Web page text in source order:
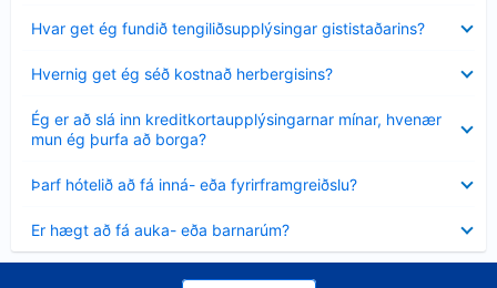
Hvar get ég fundið tengiliðsupplýsingar gististaðarins?
sýnt
Hvernig get ég séð kostnað herbergisins?
sýnt
Ég er að slá inn kreditkortaupplýsingarnar mínar, hvenær
mun ég þurfa að borga?
Minna
sýnt
Þarf hótelið að fá inná- eða fyrirframgreiðslu?
sýnt
Er hægt að fá auka- eða barnarúm?
sýnt